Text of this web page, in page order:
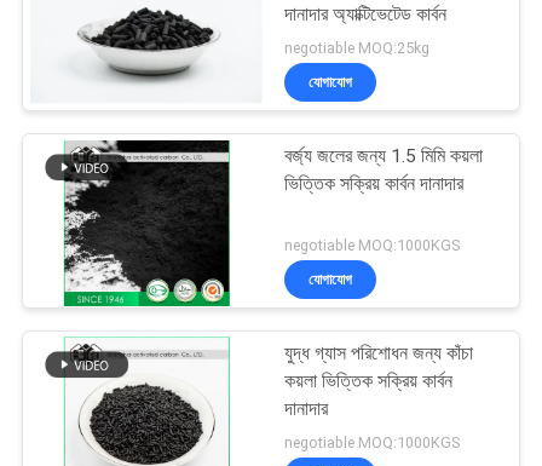
দানাদার অ্যাক্টিভেটেড কার্বন
negotiable MOQ:25kg
যোগাযোগ
বর্জ্য জলের জন্য 1.5 মিমি কয়লা
ভিত্তিক সক্রিয় কার্বন দানাদার
negotiable MOQ:1000KGS
যোগাযোগ
যুদ্ধ গ্যাস পরিশোধন জন্য কাঁচা
কয়লা ভিত্তিক সক্রিয় কার্বন
দানাদার
negotiable MOQ:1000KGS